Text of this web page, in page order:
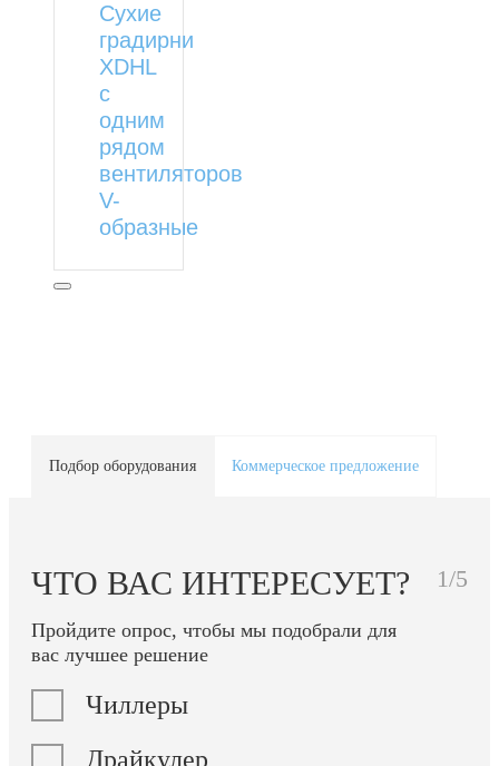
Сухие
градирни
XDHL
с
одним
рядом
вентиляторов
V-
образные
Подбор оборудования Коммерческое предложение
ЧТО ВАС ИНТЕРЕСУЕТ?
Пройдите опрос, чтобы мы подобрали для
вас лучшее решение
1/5
Чиллеры
Драйкулер